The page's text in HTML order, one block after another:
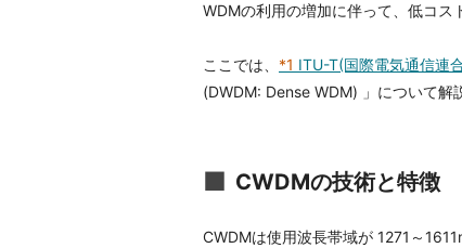
WDMの利用の増加に伴って、低コス
ここでは、 *1 ITU-T(国際電気通信連
(DWDM: Dense WDM) 」について解
CWDMの技術と特徴
CWDMは使用波長帯域が 1271～